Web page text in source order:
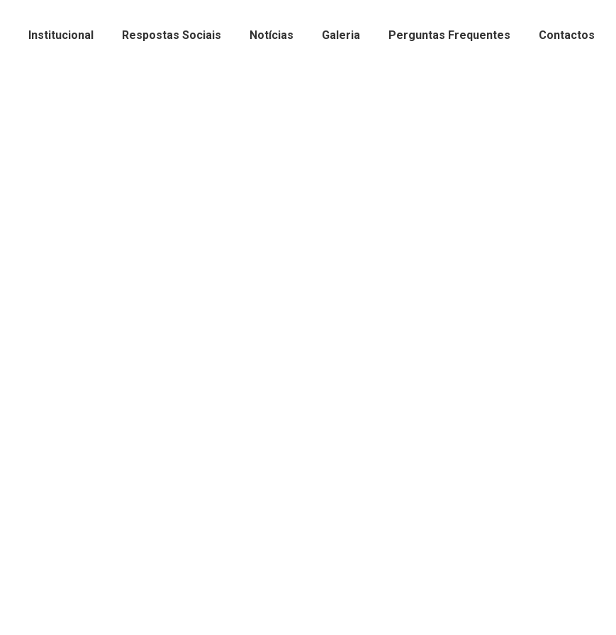
Institucional Respostas Sociais Notícias Galeria Perguntas Frequentes Contactos